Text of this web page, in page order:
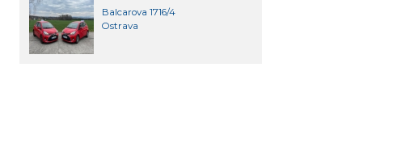
Balcarova 1716/4
Ostrava